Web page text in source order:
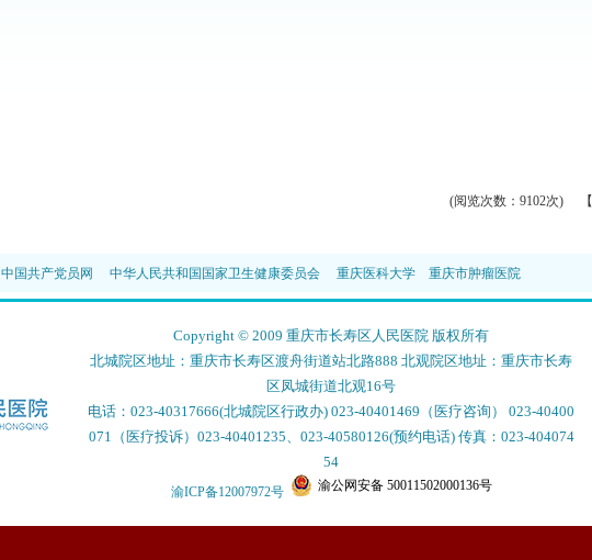
(阅览次数：9102次) 【
中国共产党员网 中华人民共和国国家卫生健康委员会 重庆医科大学 重庆市肿瘤医院
Copyright © 2009 重庆市长寿区人民医院 版权所有
北城院区地址：重庆市长寿区渡舟街道站北路888 北观院区地址：重庆市长寿
区凤城街道北观16号
电话：023-40317666(北城院区行政办) 023-40401469（医疗咨询） 023-40400
071（医疗投诉）023-40401235、023-40580126(预约电话) 传真：023-404074
54
渝ICP备12007972号 渝公网安备 50011502000136号